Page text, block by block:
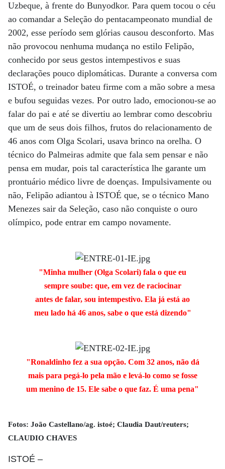
Uzbeque, à frente do Bunyodkor. Para quem tocou o céu
ao comandar a Seleção do penta­campeonato mundial de
2002, esse período sem glórias causou desconforto. Mas
não provocou nenhuma mudança no estilo Felipão,
conhecido por seus gestos intempestivos e suas
declarações pouco diplomáticas. Durante a conversa com
ISTOÉ, o treinador bateu firme com a mão sobre a mesa
e bufou seguidas vezes. Por outro lado, emocionou-se ao
falar do pai e até se divertiu ao lembrar como descobriu
que um de seus dois filhos, frutos do relacionamento de
46 anos com Olga Scolari, usava brinco na orelha. O
técnico do Palmeiras admite que fala sem pensar e não
pensa em mudar, pois tal característica lhe garante um
prontuário médico livre de doenças. Impulsivamente ou
não, Felipão adiantou à ISTOÉ que, se o técnico Mano
Menezes sair da Seleção, caso não conquiste o ouro
olímpico, pode entrar em campo novamente.
"Minha mulher (Olga Scolari) fala o que eu
sempre soube: que, em vez de raciocinar
antes de falar, sou intempestivo. Ela já está ao
meu lado há 46 anos, sabe o que está dizendo"
"Ronaldinho fez a sua opção. Com 32 anos, não dá
mais para pegá-lo pela mão e levá-lo como se fosse
um menino de 15. Ele sabe o que faz. É uma pena"
Fotos: João Castellano/ag. istoé; Claudia Daut/reuters;
CLAUDIO CHAVES
ISTOÉ –